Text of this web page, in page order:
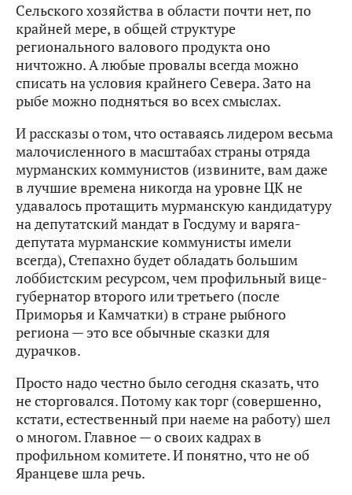
Сельского хозяйства в области почти нет, по
крайней мере, в общей структуре
регионального валового продукта оно
ничтожно. А любые провалы всегда можно
списать на условия крайнего Севера. Зато на
рыбе можно подняться во всех смыслах.
И рассказы о том, что оставаясь лидером весьма
малочисленного в масштабах страны отряда
мурманских коммунистов (извините, вам даже
в лучшие времена никогда на уровне ЦК не
удавалось протащить мурманскую кандидатуру
на депутатский мандат в Госдуму и варяга-
депутата мурманские коммунисты имели
всегда), Степахно будет обладать большим
лоббистским ресурсом, чем профильный вице-
губернатор второго или третьего (после
Приморья и Камчатки) в стране рыбного
региона — это все обычные сказки для
дурачков.
Просто надо честно было сегодня сказать, что
не сторговался. Потому как торг (совершенно,
кстати, естественный при наеме на работу) шел
о многом. Главное — о своих кадрах в
профильном комитете. И понятно, что не об
Яранцеве шла речь.